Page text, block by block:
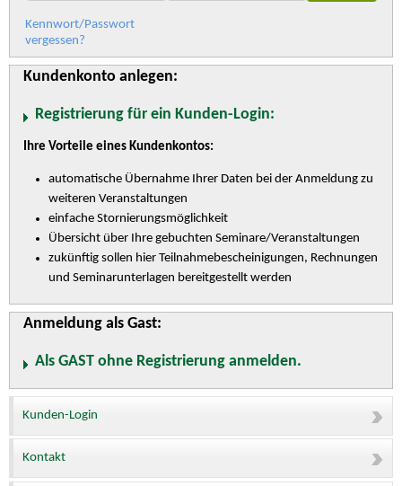
Kennwort/Passwort
vergessen?
Kundenkonto anlegen:
Registrierung für ein Kunden-Login:
Ihre Vorteile eines Kundenkontos:
automatische Übernahme Ihrer Daten bei der Anmeldung zu
weiteren Veranstaltungen
einfache Stornierungsmöglichkeit
Übersicht über Ihre gebuchten Seminare/Veranstaltungen
zukünftig sollen hier Teilnahmebescheinigungen, Rechnungen
und Seminarunterlagen bereitgestellt werden
Anmeldung als Gast:
Als GAST ohne Registrierung anmelden.
Kunden-Login
Kontakt